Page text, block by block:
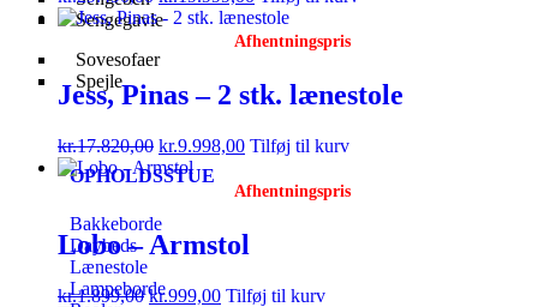
Sengegavle
Sovesofaer
Spejle
OPHOLDSSTUE
Bakkeborde
Daybeds
Lænestole
Lampeborde
Afhentningspris
Jess, Pinas – 2 stk. lænestole
kr.17.820,00 kr.9.998,00 Tilføj til kurv
Afhentningspris
Lobo – Armstol
kr.1.899,00 kr.999,00 Tilføj til kurv